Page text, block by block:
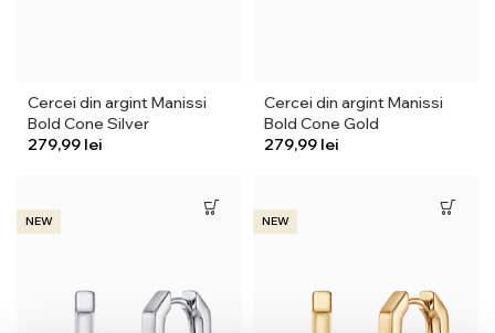
Cercei din argint Manissi
Bold Cone Silver
lei
Cercei din argint Manissi
Bold Cone Gold
lei
NEW NEW